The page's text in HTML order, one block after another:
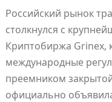
Российский рынок
столкнулся с
Криптобиржа Grinex,
международные
преемником
официально